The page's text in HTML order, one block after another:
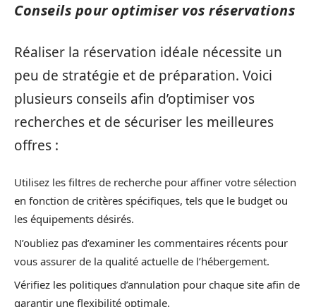
Conseils pour optimiser vos réservations
Réaliser la réservation idéale nécessite un
peu de stratégie et de préparation. Voici
plusieurs conseils afin d’optimiser vos
recherches et de sécuriser les meilleures
offres :
Utilisez les filtres de recherche pour affiner votre sélection
en fonction de critères spécifiques, tels que le budget ou
les équipements désirés.
N’oubliez pas d’examiner les commentaires récents pour
vous assurer de la qualité actuelle de l’hébergement.
Vérifiez les politiques d’annulation pour chaque site afin de
garantir une flexibilité optimale.